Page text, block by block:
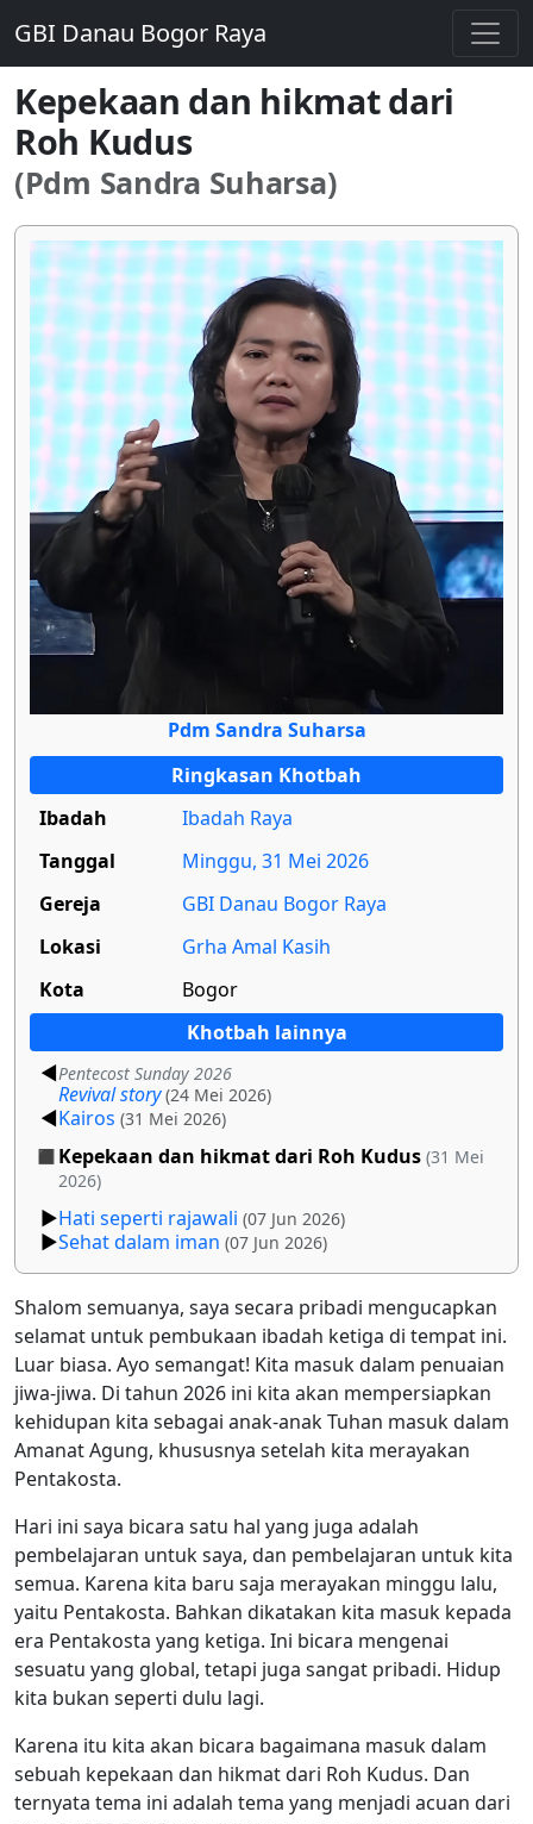
GBI Danau Bogor Raya
Kepekaan dan hikmat dari
Roh Kudus
(Pdm Sandra Suharsa)
Pdm Sandra Suharsa
Ringkasan Khotbah
Ibadah
Ibadah Raya
Tanggal
Minggu, 31 Mei 2026
Gereja
GBI Danau Bogor Raya
Lokasi
Grha Amal Kasih
Kota
Bogor
Khotbah lainnya
Pentecost Sunday 2026
Revival story (24 Mei 2026)
Kairos (31 Mei 2026)
Kepekaan dan hikmat dari Roh Kudus (31 Mei
2026)
Hati seperti rajawali (07 Jun 2026)
Sehat dalam iman (07 Jun 2026)
Shalom semuanya, saya secara pribadi mengucapkan
selamat untuk pembukaan ibadah ketiga di tempat ini.
Luar biasa. Ayo semangat! Kita masuk dalam penuaian
jiwa-jiwa. Di tahun 2026 ini kita akan mempersiapkan
kehidupan kita sebagai anak-anak Tuhan masuk dalam
Amanat Agung, khususnya setelah kita merayakan
Pentakosta.
Hari ini saya bicara satu hal yang juga adalah
pembelajaran untuk saya, dan pembelajaran untuk kita
semua. Karena kita baru saja merayakan minggu lalu,
yaitu Pentakosta. Bahkan dikatakan kita masuk kepada
era Pentakosta yang ketiga. Ini bicara mengenai
sesuatu yang global, tetapi juga sangat pribadi. Hidup
kita bukan seperti dulu lagi.
Karena itu kita akan bicara bagaimana masuk dalam
sebuah kepekaan dan hikmat dari Roh Kudus. Dan
ternyata tema ini adalah tema yang menjadi acuan dari